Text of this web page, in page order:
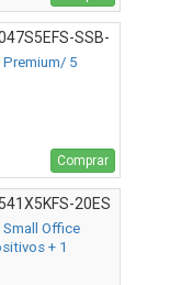
SSB-
5
Comprar
20ES
Office
+ 1